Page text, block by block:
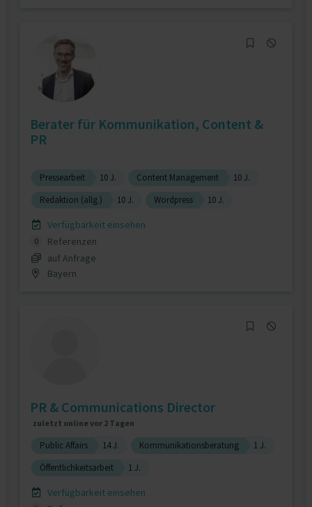
Berater für Kommunikation, Content &
PR
Pressearbeit 10 J. Content Management
10 J.
Redaktion (allg.)
10 J. Wordpress 10 J.
Verfügbarkeit einsehen
0
Referenzen
auf Anfrage
Bayern
PR & Communications Director
zuletzt online vor 2 Tagen
Public Affairs 14 J. Kommunikationsberatung
1 J.
Öffentlichkeitsarbeit
1 J.
Verfügbarkeit einsehen